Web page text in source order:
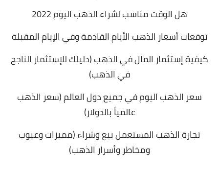
هل الوقت مناسب لشراء الذهب اليوم 2022
توقعات أسعار الذهب الأيام القادمة وفي الإيام المقبلة
كيفية إستثمار المال في الذهب (دليلك للإستثمار الناجح
في الذهب)
سعر الذهب اليوم في جميع دول العالم (سعر الذهب
عالمياً بالدولار)
تجارة الذهب المستعمل بيع وشراء (مميزات وعيوب
ومخاطر وأسرار الذهب)